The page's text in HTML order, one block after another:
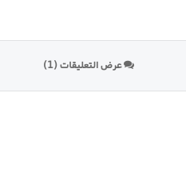
عرض التعليقات (1)